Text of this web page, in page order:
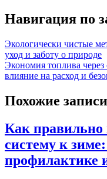
Навигация по
Экологически чистые
уход и заботу о природе
Экономия топлива
влияние на расход и
Похожие записи
Как правильно
систему к
профилактике